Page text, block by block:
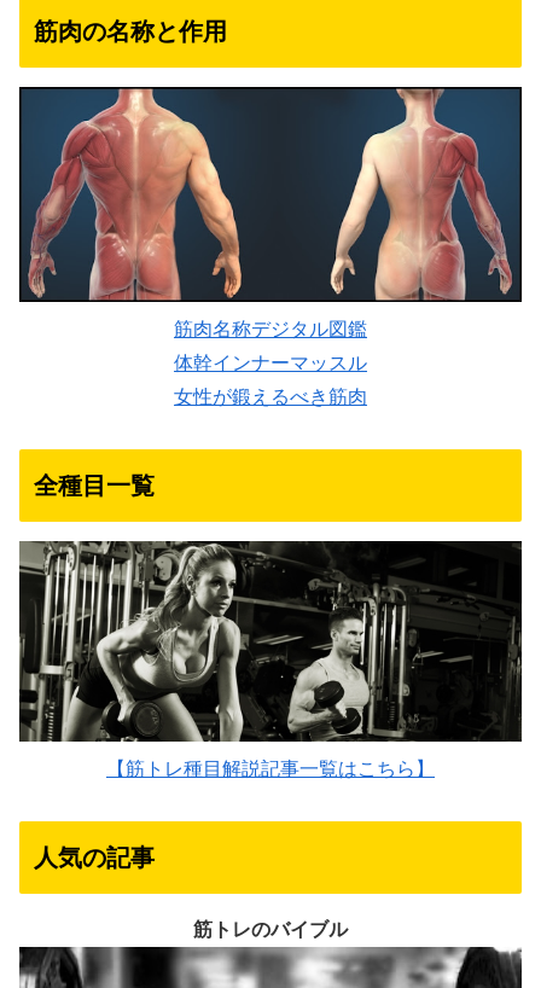
筋肉の名称と作用
筋肉名称デジタル図鑑
体幹インナーマッスル
女性が鍛えるべき筋肉
全種目一覧
【筋トレ種目解説記事一覧はこちら】
人気の記事
筋トレのバイブル